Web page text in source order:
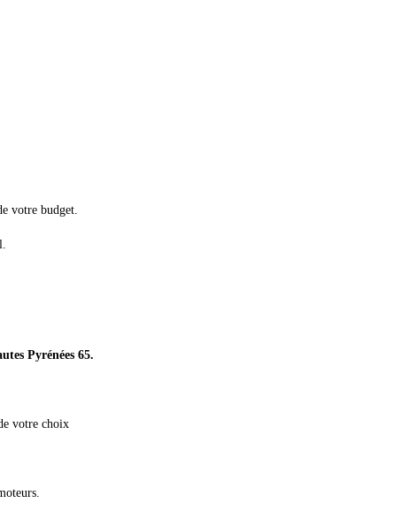
votre budget.
Pyrénées 65.
votre choix